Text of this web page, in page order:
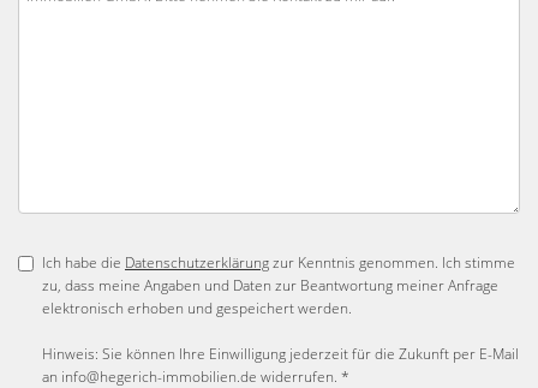
Ich habe die Datenschutzerklärungzur Kenntnis genommen. Ich stimme
zu, dass meine Angaben und Daten zur Beantwortung meiner Anfrage
elektronisch erhoben und gespeichert werden.
Hinweis: Sie können Ihre Einwilligung jederzeit für die Zukunft per E-Mail
an info@hegerich-immobilien.de widerrufen. *